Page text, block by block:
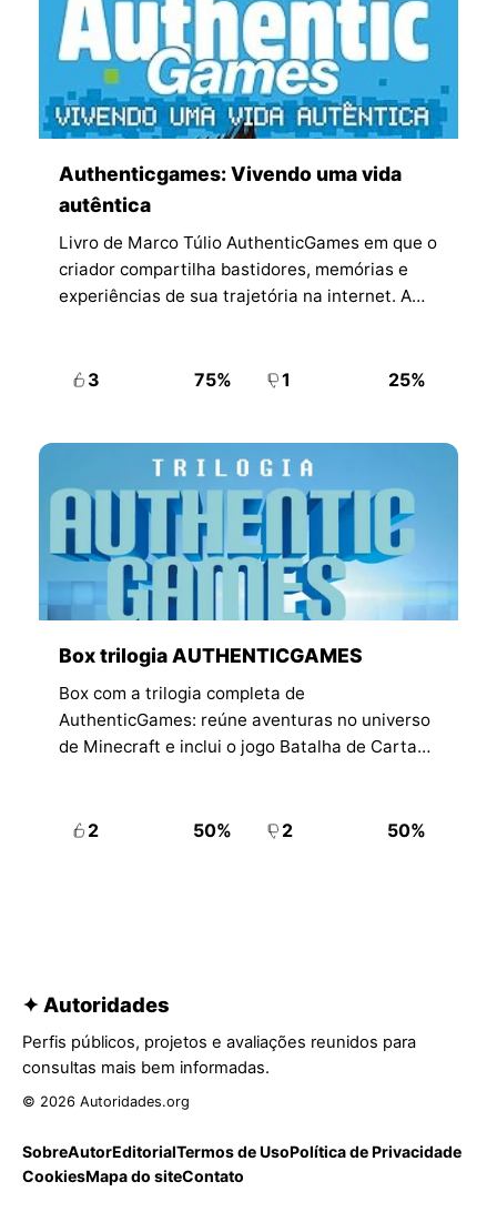
Authenticgames: Vivendo uma vida
autêntica
Livro de Marco Túlio AuthenticGames em que o
criador compartilha bastidores, memórias e
experiências de sua trajetória na internet. A
3 75% 1 25%
Box trilogia AUTHENTICGAMES
Box com a trilogia completa de
AuthenticGames: reúne aventuras no universo
de Minecraft e inclui o jogo Batalha de Cartas,
2 50% 2 50%
✦ Autoridades
Perfis públicos, projetos e avaliações reunidos para
consultas mais bem informadas.
© 2026 Autoridades.org
SobreAutorEditorialTermos de UsoPolítica de Privacidade
CookiesMapa do siteContato